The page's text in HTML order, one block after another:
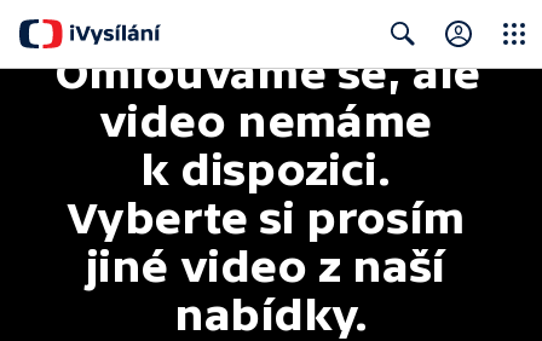
Search
Omlouváme se, ale
video nemáme
k dispozici.
Vyberte si prosím
jiné video z naší
nabídky.